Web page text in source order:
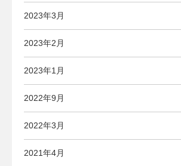
2023年3月
2023年2月
2023年1月
2022年9月
2022年3月
2021年4月